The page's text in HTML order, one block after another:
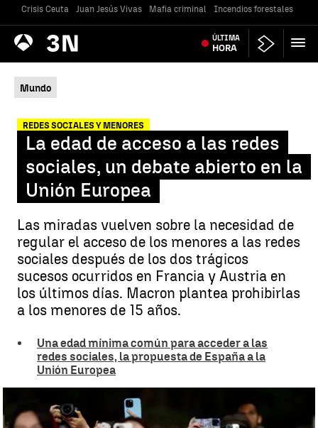
Crisis Ceuta Juan Jesús Vivas Mafia criminal Incendios forestales
Antena
3 Noticias ÚLTIMA
HORA
Mundo
REDES SOCIALES Y MENORES
La edad de acceso a las redes
sociales, un debate abierto en la
Unión Europea
Las miradas vuelven sobre la necesidad de
regular el acceso de los menores a las redes
sociales después de los dos trágicos
sucesos ocurridos en Francia y Austria en
los últimos días. Macron plantea prohibirlas
a los menores de 15 años.
Una edad mínima común para acceder a las
redes sociales, la propuesta de España a la
Unión Europea